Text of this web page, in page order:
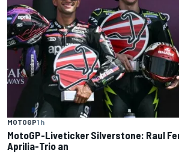
MOTOGP1 h
MotoGP-Liveticker Silverstone: Raul
Aprilia-Trio an